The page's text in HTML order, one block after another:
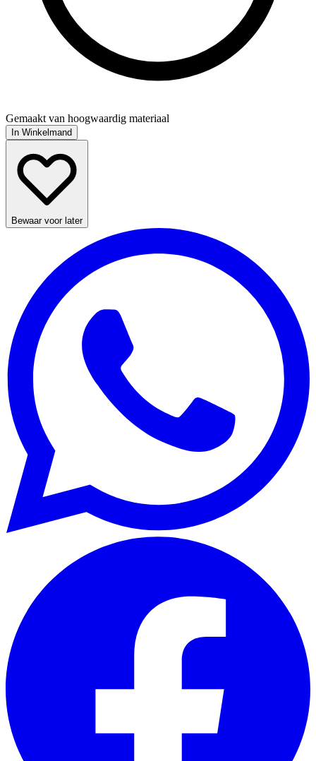
Gemaakt van hoogwaardig materiaal
In Winkelmand
Bewaar voor later